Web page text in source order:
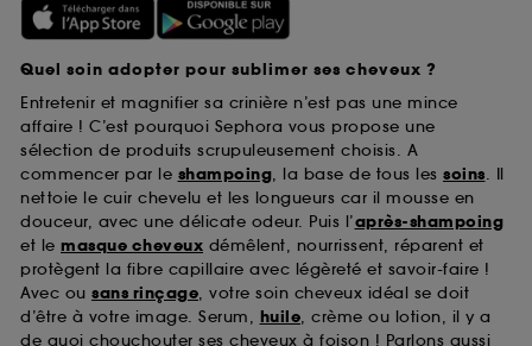
Quel soin adopter pour sublimer ses cheveux ?
Entretenir et magnifier sa crinière n’est pas une mince
affaire ! C’est pourquoi Sephora vous propose une
sélection de produits scrupuleusement choisis. A
commencer par le shampoing, la base de tous les soins. Il
nettoie le cuir chevelu et les longueurs car il mousse en
douceur, avec une délicate odeur. Puis l’après-shampoing
et le masque cheveux démêlent, nourrissent, réparent et
protègent la fibre capillaire avec légèreté et savoir-faire !
Avec ou sans rinçage, votre soin cheveux idéal se doit
d’être à votre image. Serum, huile, crème ou lotion, il y a
de quoi chouchouter ses cheveux à foison ! Parlons aussi